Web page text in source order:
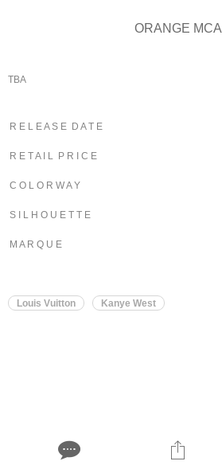
ORANGE MCA
TBA
R E L E A S E D A T E
R E T A I L P R I C E
C O L O R W A Y
S I L H O U E T T E
M A R Q U E
Louis Vuitton Kanye West